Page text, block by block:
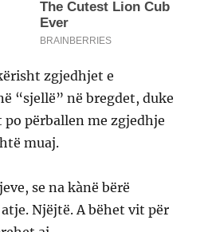
zgjedhjet e
“sjellë” në bregdet, duke
përballen me zgjedhje
muaj.
se na kànë bërë
Njëjtë. A bëhet vit për